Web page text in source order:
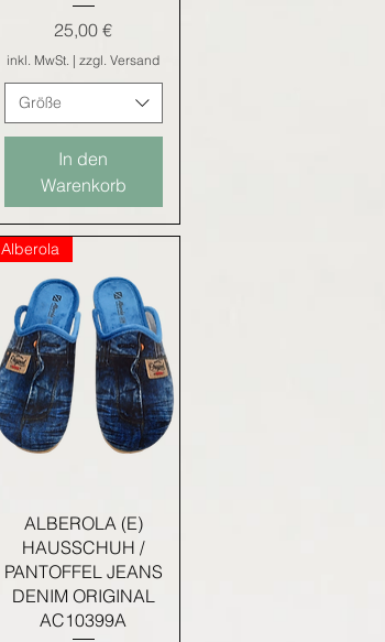
Preis
25,00 €
inkl. MwSt. |zzgl. Versand
Größe
In den
Warenkorb
Schnellansicht
Alberola
ALBEROLA (E)
HAUSSCHUH /
PANTOFFEL JEANS
DENIM ORIGINAL
AC10399A